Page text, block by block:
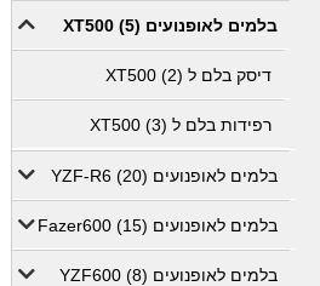
בלמים לאופנועים XT500 (5)
דיסק בלם ל XT500 (2)
רפידות בלם ל XT500 (3)
בלמים לאופנועים YZF-R6 (20)
בלמים לאופנועים Fazer600 (15)
בלמים לאופנועים YZF600 (8)